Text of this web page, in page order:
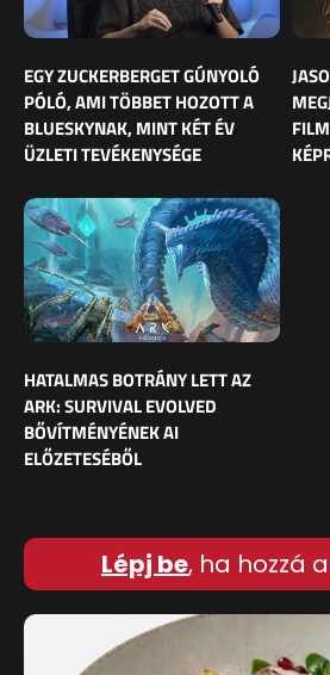
EGY ZUCKERBERGET GÚNYOLÓ
PÓLÓ, AMI TÖBBET HOZOTT A
BLUESKYNAK, MINT KÉT ÉV
ÜZLETI TEVÉKENYSÉGE
HATALMAS BOTRÁNY LETT AZ
ARK: SURVIVAL EVOLVED
BŐVÍTMÉNYÉNEK AI
ELŐZETESÉBŐL
Lépj be, ha hozzá